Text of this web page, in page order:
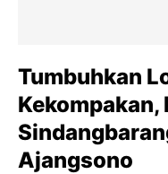
Tumbuhkan
Kekompakan,
Ajangsono